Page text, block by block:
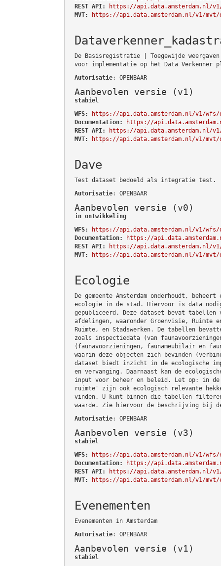
REST API:
https://api.data.amsterdam.nl/
MVT:
https://api.data.amsterdam.nl/v1/
De Basisregistratie | Toegewijde
voor implementatie op het Data Verkenner
Autorisatie: OPENBAAR
Aanbevolen versie (v1)
stabiel
WFS:
https://api.data.amsterdam.nl/v1/wfs/
Documentation:
https://
REST API:
https://api.data.amsterdam.nl/
MVT:
https://api.data.amsterdam.nl/v1/mvt/
Dave
Test dataset bedoeld als integratie test.
Autorisatie: OPENBAAR
Aanbevolen versie (v0)
in ontwikkeling
WFS:
https://api.data.amsterdam.nl/v1/wfs/
Documentation:
https://
REST API:
https://api.data.amsterdam.nl/
MVT:
https://api.data.amsterdam.nl/v1/mvt/
Ecologie
De gemeente Amsterdam onderhoudt,
ecologie in de stad. Hiervoor is data
gepubliceerd. Deze dataset bevat tabellen
afdelingen, waaronder Groenvisie, Ruimte
Ruimte, en Stadswerken. De tabellen
zoals inspectiedata (van
(faunavoorzieningen, faunameubilair en
waarin deze objecten zich bevinden
dataset biedt inzicht in de ecologische
en vervanging. Daarnaast kan de
input voor beheer en beleid. Let op: in de
ruimte' zijn ook ecologisch relevante
vinden. U kunt binnen die tabellen
waarde. Zie hiervoor de beschrijving bij
Autorisatie: OPENBAAR
Aanbevolen versie (v3)
stabiel
WFS:
https://api.data.amsterdam.nl/v1/wfs/
Documentation:
https://
REST API:
https://api.data.amsterdam.nl/
MVT:
https://api.data.amsterdam.nl/v1/mvt/
Evenementen
Evenementen in Amsterdam
Autorisatie: OPENBAAR
Aanbevolen versie (v1)
stabiel